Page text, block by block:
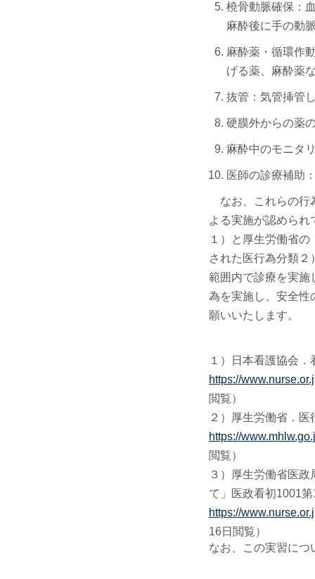
橈骨動脈確保：
麻酔後に手の動
麻酔薬・循環作
げる薬、麻酔薬
抜管：気管挿管
硬膜外からの薬
麻酔中のモニタ
医師の診療補助
なお、これらの行
よる実施が認めら
１）と厚生労働省
された医行為分類
範囲内で診療を実施
為を実施し、安全性
願いいたします。
１）日本看護協会
https://
閲覧）
２）厚生労働省．
https://
閲覧）
３）厚生労働省医
て」医政看初1001
https://
16日閲覧）
なお、この実習につ